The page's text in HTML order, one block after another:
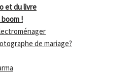
et du livre
!
de mariage?